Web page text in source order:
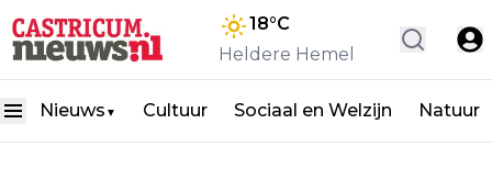
18°C
Heldere Hemel
Nieuws ▼ Cultuur Sociaal en Welzijn Natuur